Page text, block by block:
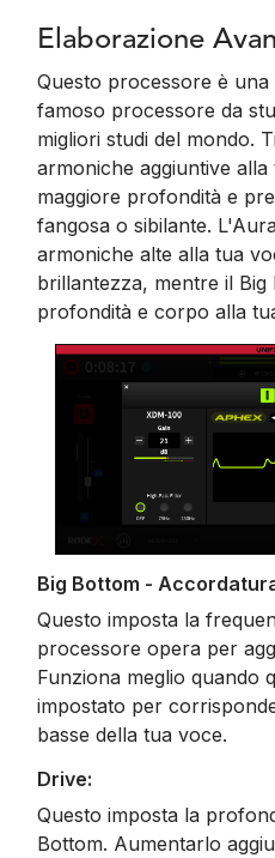
Elaborazione
Questo processore è
famoso processore da
migliori studi del mondo.
armoniche aggiuntive
maggiore profondità e
fangosa o sibilante.
armoniche alte alla tua
brillantezza, mentre il Big
profondità e corpo alla
Big Bottom -
Questo imposta la
processore opera per
Funziona meglio quando
impostato per
basse della tua voce.
Drive:
Questo imposta la
Bottom. Aumentarlo